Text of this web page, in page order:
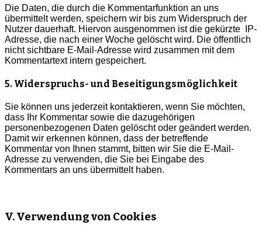
Die Daten, die durch die Kommentarfunktion an uns
übermittelt werden, speichern wir bis zum Widerspruch der
Nutzer dauerhaft. Hiervon ausgenommen ist die gekürzte IP-
Adresse, die nach einer Woche gelöscht wird. Die öffentlich
nicht sichtbare E-Mail-Adresse wird zusammen mit dem
Kommentartext intern gespeichert.
5. Widerspruchs- und Beseitigungsmöglichkeit
Sie können uns jederzeit kontaktieren, wenn Sie möchten,
dass Ihr Kommentar sowie die dazugehörigen
personenbezogenen Daten gelöscht oder geändert werden.
Damit wir erkennen können, dass der betreffende
Kommentar von Ihnen stammt, bitten wir Sie die E-Mail-
Adresse zu verwenden, die Sie bei Eingabe des
Kommentars an uns übermittelt haben.
V. Verwendung von Cookies